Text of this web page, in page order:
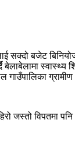
बजेट
बेलाबेलामा
गाउँपालिका
जस्तो